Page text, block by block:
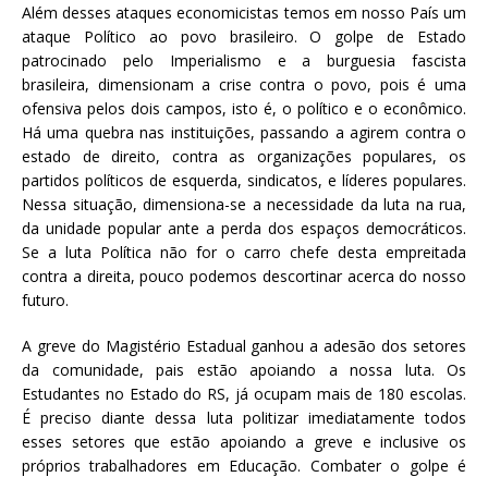
Além desses ataques economicistas temos em nosso País um
ataque Político ao povo brasileiro. O golpe de Estado
patrocinado pelo Imperialismo e a burguesia fascista
brasileira, dimensionam a crise contra o povo, pois é uma
ofensiva pelos dois campos, isto é, o político e o econômico.
Há uma quebra nas instituições, passando a agirem contra o
estado de direito, contra as organizações populares, os
partidos políticos de esquerda, sindicatos, e líderes populares.
Nessa situação, dimensiona-se a necessidade da luta na rua,
da unidade popular ante a perda dos espaços democráticos.
Se a luta Política não for o carro chefe desta empreitada
contra a direita, pouco podemos descortinar acerca do nosso
futuro.
A greve do Magistério Estadual ganhou a adesão dos setores
da comunidade, pais estão apoiando a nossa luta. Os
Estudantes no Estado do RS, já ocupam mais de 180 escolas.
É preciso diante dessa luta politizar imediatamente todos
esses setores que estão apoiando a greve e inclusive os
próprios trabalhadores em Educação. Combater o golpe é